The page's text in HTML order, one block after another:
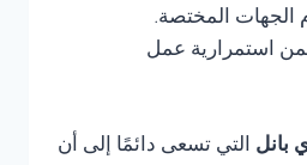
الجهات المختصة.
استمرارية عمل
بانل التي تسعى دائمًا إلى أن